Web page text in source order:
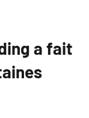
a fait